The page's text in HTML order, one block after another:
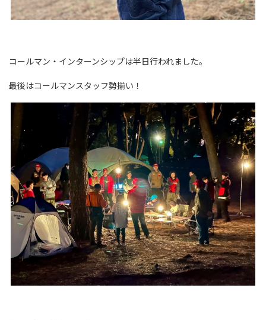
コールマン・インターンシップは半日行われました。
最後はコールマンスタッフ勢揃い！